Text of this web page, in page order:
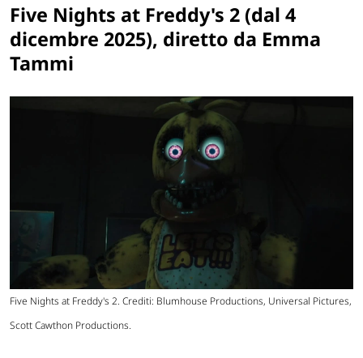
Five Nights at Freddy's 2 (dal 4
dicembre 2025), diretto da Emma
Tammi
Five Nights at Freddy's 2. Crediti: Blumhouse Productions, Universal Pictures,
Scott Cawthon Productions.